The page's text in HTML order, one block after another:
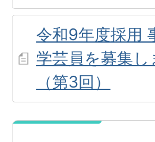
令和9年度採用
学芸員を募集し
（第3回）